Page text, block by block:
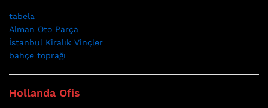
tabela
Alman Oto Parça
İstanbul Kiralık Vinçler
bahçe toprağı
Hollanda Ofis